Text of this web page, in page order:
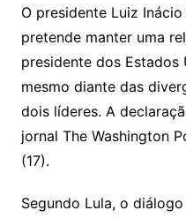
O presidente Luiz
pretende manter uma
presidente dos Estados
mesmo diante das
dois líderes. A
jornal The Washington
(17).
Segundo Lula, o